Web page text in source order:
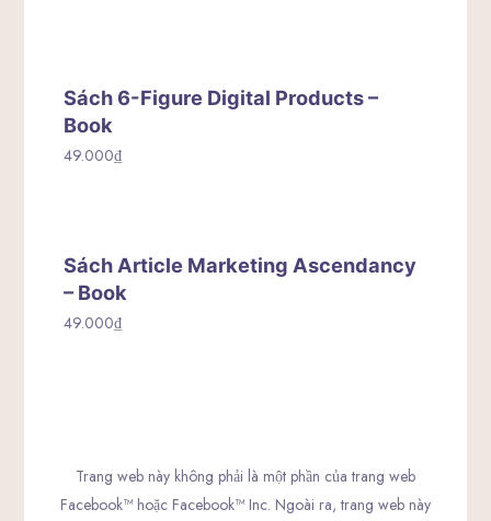
Sách 6-Figure Digital Products –
Book
49.000₫
Sách Article Marketing Ascendancy
– Book
49.000₫
Trang web này không phải là một phần của trang web
Facebook™ hoặc Facebook™ Inc. Ngoài ra, trang web này